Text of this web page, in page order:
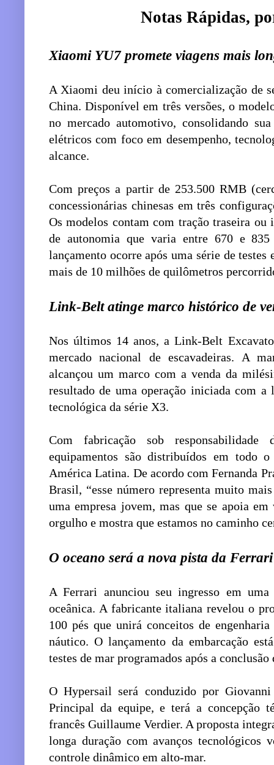
Notas Rápidas,
Xiaomi YU7 promete viagens mais
A Xiaomi deu início à comercialização de
China. Disponível em três versões, o
no mercado automotivo, consolidando
elétricos com foco em desempenho,
alcance.
Com preços a partir de 253.500 RMB
concessionárias chinesas em três
Os modelos contam com tração traseira ou
de autonomia que varia entre 670 e
lançamento ocorre após uma série de
mais de 10 milhões de quilômetros
Link-Belt atinge marco histórico de
Nos últimos 14 anos, a Link-Belt
mercado nacional de escavadeiras. A
alcançou um marco com a venda da
resultado de uma operação iniciada com
tecnológica da série X3.
Com fabricação sob
equipamentos são distribuídos em todo
América Latina. De acordo com Fernanda
Brasil, “esse número representa muito
uma empresa jovem, mas que se apoia
orgulho e mostra que estamos no caminho
O oceano será a nova pista da Ferrari
A Ferrari anunciou seu ingresso em
oceânica. A fabricante italiana revelou o
100 pés que unirá conceitos de
náutico. O lançamento da embarcação
testes de mar programados após a conclusão
O Hypersail será conduzido por
Principal da equipe, e terá a concepção
francês Guillaume Verdier. A proposta
longa duração com avanços tecnológicos
controle dinâmico em alto-mar.